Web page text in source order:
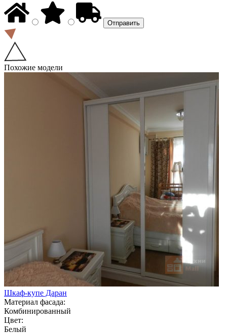
Похожие модели
Шкаф-купе Даран
Материал фасада:
Комбинированный
Цвет:
Белый